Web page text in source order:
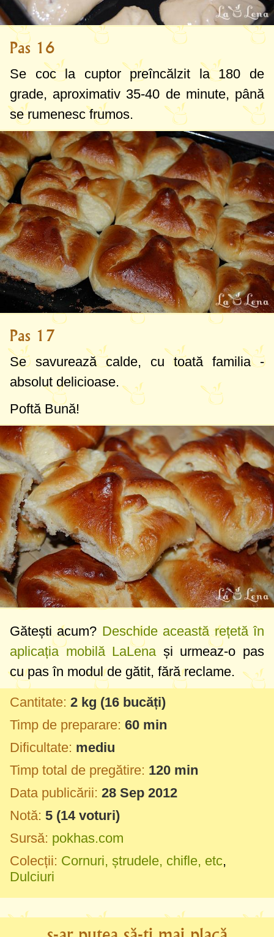
Pas 16
Se coc la cuptor preîncălzit la180 de
grade, aproximativ 35-40 de minute, până
se rumenesc frumos.
Pas 17
Se savurează calde, cu toată familia -
absolut delicioase.
Poftă Bună!
Gătești acum? Deschide această rețetă în
aplicația mobilă LaLenași urmeaz-o pas
cu pas în modul de gătit, fără reclame.
Cantitate: 2 kg (16 bucăți)
Timp de preparare: 60 min
Dificultate: mediu
Timp total de pregătire: 120 min
Data publicării: 28 Sep 2012
Notă: 5 (14voturi)
Sursă: pokhas.com
Colecții: Cornuri, ștrudele, chifle, etc,
Dulciuri